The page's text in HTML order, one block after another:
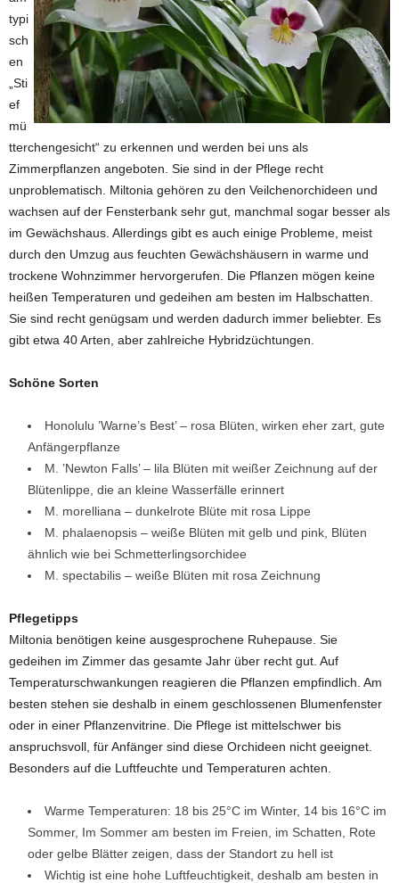
typi
sch
en
„Sti
ef
mü
tterchengesicht“ zu erkennen und werden bei uns als
Zimmerpflanzen angeboten. Sie sind in der Pflege recht
unproblematisch. Miltonia gehören zu den Veilchenorchideen und
wachsen auf der Fensterbank sehr gut, manchmal sogar besser als
im Gewächshaus. Allerdings gibt es auch einige Probleme, meist
durch den Umzug aus feuchten Gewächshäusern in warme und
trockene Wohnzimmer hervorgerufen. Die Pflanzen mögen keine
heißen Temperaturen und gedeihen am besten im Halbschatten.
Sie sind recht genügsam und werden dadurch immer beliebter. Es
gibt etwa 40 Arten, aber zahlreiche Hybridzüchtungen.
Schöne Sorten
Honolulu ’Warne’s Best’ – rosa Blüten, wirken eher zart, gute
Anfängerpflanze
M. ’Newton Falls’ – lila Blüten mit weißer Zeichnung auf der
Blütenlippe, die an kleine Wasserfälle erinnert
M. morelliana – dunkelrote Blüte mit rosa Lippe
M. phalaenopsis – weiße Blüten mit gelb und pink, Blüten
ähnlich wie bei Schmetterlingsorchidee
M. spectabilis – weiße Blüten mit rosa Zeichnung
Pflegetipps
Miltonia benötigen keine ausgesprochene Ruhepause. Sie
gedeihen im Zimmer das gesamte Jahr über recht gut. Auf
Temperaturschwankungen reagieren die Pflanzen empfindlich. Am
besten stehen sie deshalb in einem geschlossenen Blumenfenster
oder in einer Pflanzenvitrine. Die Pflege ist mittelschwer bis
anspruchsvoll, für Anfänger sind diese Orchideen nicht geeignet.
Besonders auf die Luftfeuchte und Temperaturen achten.
Warme Temperaturen: 18 bis 25°C im Winter, 14 bis 16°C im
Sommer, Im Sommer am besten im Freien, im Schatten, Rote
oder gelbe Blätter zeigen, dass der Standort zu hell ist
Wichtig ist eine hohe Luftfeuchtigkeit, deshalb am besten in